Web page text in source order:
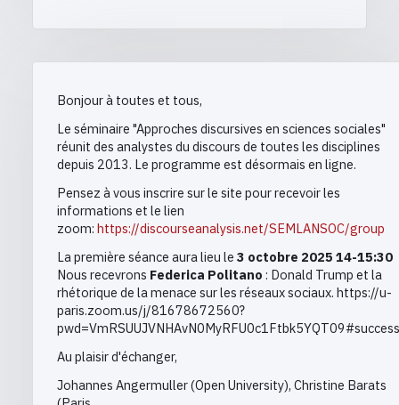
Bonjour à toutes et tous,
Le séminaire "Approches discursives en sciences sociales"
réunit des analystes du discours de toutes les disciplines
depuis 2013. Le programme est désormais en ligne.
Pensez à vous inscrire sur le site pour recevoir les
informations et le lien
zoom: https://discourseanalysis.net/SEMLANSOC/group
La première séance aura lieu le 3 octobre 2025 14-15:30
Nous recevrons Federica Politano : Donald Trump et la
rhétorique de la menace sur les réseaux sociaux. https://u-
paris.zoom.us/j/81678672560?
pwd=VmRSUUJVNHAvN0MyRFU0c1Ftbk5YQT09#success
Au plaisir d'échanger,
Johannes Angermuller (Open University), Christine Barats